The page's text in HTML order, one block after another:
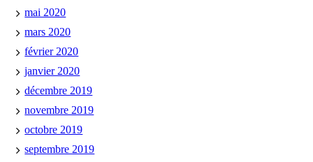
mai 2020
mars 2020
février 2020
janvier 2020
décembre 2019
novembre 2019
octobre 2019
septembre 2019